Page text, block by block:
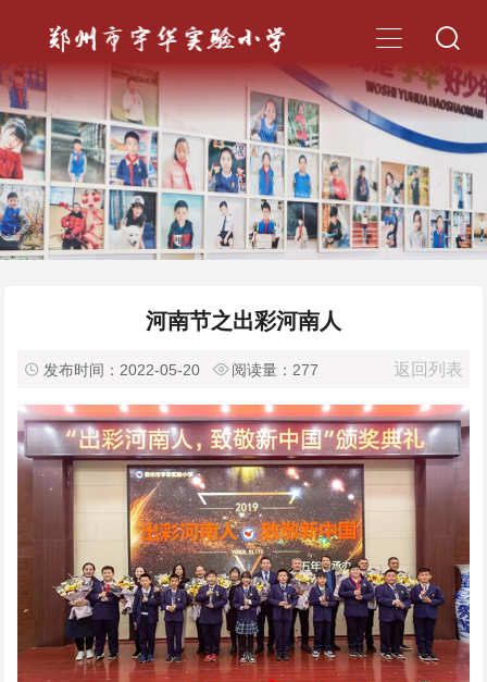
 
河南节之出彩河南人
 发布时间：2022-05-20  阅读量： 277 返回列表